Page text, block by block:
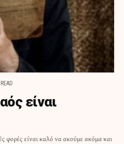
είναι
φορές είναι καλό να ακούμε ακόμα και